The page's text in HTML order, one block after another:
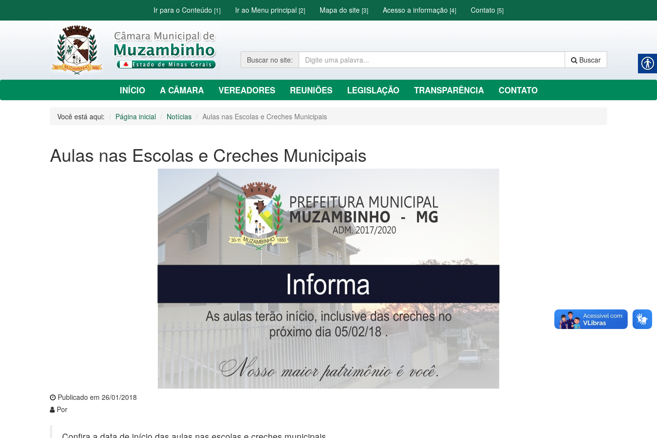
Ir para o Conteúdo [1] Ir ao Menu principal [2] Mapa do site [3] Acesso a informação [4] Contato [5]
Buscar no site: Buscar
INÍCIO A CÂMARA VEREADORES REUNIÕES LEGISLAÇÃO TRANSPARÊNCIA CONTATO
Você está aqui: Página inicial Notícias Aulas nas Escolas e Creches Municipais
Aulas nas Escolas e Creches Municipais
Publicado em 26/01/2018
Por